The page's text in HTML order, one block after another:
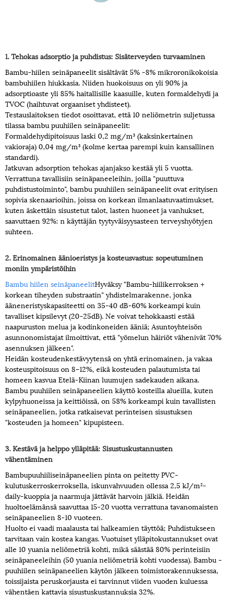
1. Tehokas adsorptio ja puhdistus: Sisäterveyden turvaaminen
Bambu-hiilen seinäpaneelit sisältävät 5% -8% mikroronikokoisia
bambuhiilen hiukkasia. Niiden huokoisuus on yli 90% ja
adsorptioaste yli 85% haitallisille kaasuille, kuten formaldehydi ja
TVOC (haihtuvat orgaaniset yhdisteet).
Testauslaitoksen tiedot osoittavat, että 10 neliömetrin suljetussa
tilassa bambu puuhiilen seinäpaneelit:
Formaldehydipitoisuus laski 0,2 mg/m³ (kaksinkertainen
vakioraja) 0,04 mg/m³ (kolme kertaa parempi kuin kansallinen
standardi).
Jatkuvan adsorption tehokas ajanjakso kestää yli 5 vuotta.
Verrattuna tavallisiin seinäpaneeleihin, joilla "puuttuva
puhdistustoiminto", bambu puuhiilen seinäpaneelit ovat erityisen
sopivia skenaarioihin, joissa on korkean ilmanlaatuvaatimukset,
kuten äskettäin sisustetut talot, lasten huoneet ja vanhukset,
saavuttaen 92%: n käyttäjän tyytyväisyysasteen terveyshyötyjen
suhteen.
2. Erinomainen äänioeristys ja kosteusvastus: sopeutuminen
moniin ympäristöihin
Bambu hiilen seinäpaneelitHyväksy "Bambu-hiilikerroksen +
korkean tiheyden substraatin" yhdistelmarakenne, jonka
ääneneristyskapasiteetti on 35-40 dB-60% korkeampi kuin
tavalliset kipsilevyt (20-25dB). Ne voivat tehokkaasti estää
naapuruston melua ja kodinkoneiden ääniä; Asuntoyhteisön
asunnonomistajat ilmoittivat, että "yömelun häiriöt vähenivät 70%
asennuksen jälkeen".
Heidän kosteudenkestävyytensä on yhtä erinomainen, ja vakaa
kosteuspitoisuus on 8–12%, eikä kosteuden palautumista tai
homeen kasvua Etelä-Kiinan luumujen sadekauden aikana.
Bambu puuhiilen seinäpaneelien käyttö kosteilla alueilla, kuten
kylpyhuoneissa ja keittiöissä, on 58% korkeampi kuin tavallisten
seinäpaneelien, jotka ratkaisevat perinteisen sisustuksen
"kosteuden ja homeen" kipupisteen.
3. Kestävä ja helppo ylläpitää: Sisustuskustannusten
vähentäminen
Bambupuuhiiliseinäpaneelien pinta on peitetty PVC-
kulutuskerroskerroksella, iskunvahvuuden ollessa 2,5 kJ/m²-
daily-kuoppia ja naarmuja jättävät harvoin jälkiä. Heidän
huoltoelämänsä saavuttaa 15-20 vuotta verrattuna tavanomaisten
seinäpaneelien 8-10 vuoteen.
Huolto ei vaadi maalausta tai halkeamien täyttöä; Puhdistukseen
tarvitaan vain kostea kangas. Vuotuiset ylläpitokustannukset ovat
alle 10 yuania neliömetriä kohti, mikä säästää 80% perinteisiin
seinäpaneeleihin (50 yuania neliömetriä kohti vuodessa). Bambu -
puuhiilen seinäpaneelien käytön jälkeen toimistorakennuksessa,
toissijaista peruskorjausta ei tarvinnut viiden vuoden kuluessa
vähentäen kattavia sisustuskustannuksia 32%.